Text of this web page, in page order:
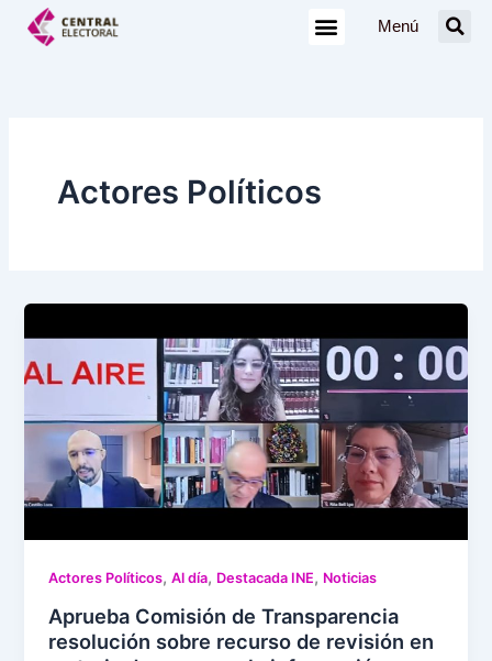
Menú
Actores Políticos
Actores Políticos,Al día, Destacada INE, Noticias
Aprueba Comisión de Transparencia
resolución sobre recurso de revisión en